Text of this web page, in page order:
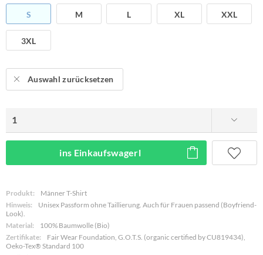
S M L XL XXL
3XL
Auswahl zurücksetzen
ins Einkaufswagerl
Produkt:
Männer T-Shirt
Hinweis:
Unisex Passform ohne Taillierung. Auch für Frauen passend (Boyfriend-
Look).
Material:
100% Baumwolle (Bio)
Zertifikate:
Fair Wear Foundation, G.O.T.S. (organic certified by CU819434),
Oeko-Tex® Standard 100